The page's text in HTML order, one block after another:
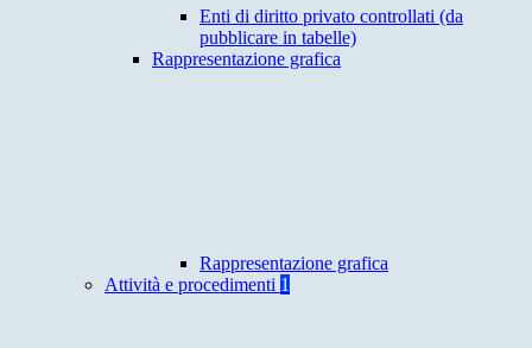
Enti di diritto privato controllati (da
pubblicare in tabelle)
Rappresentazione grafica
Rappresentazione grafica
Attività e procedimenti 1